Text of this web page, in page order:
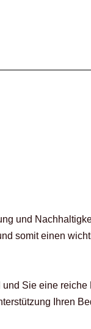
und
somit einen
Sie eine reiche
Ihren